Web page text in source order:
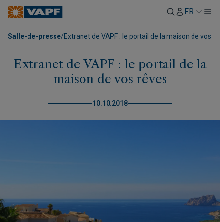
FR
Salle-de-presse/Extranet de VAPF : le portail de la maison de vos
Extranet de VAPF : le portail de la
maison de vos rêves
10.10.2018